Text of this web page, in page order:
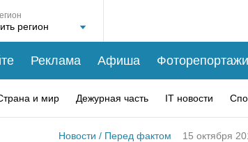
Реклама Афиша Фоторепортажи
и мир Дежурная часть IT новости
Новости / Перед фактом 15 октября